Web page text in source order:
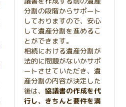
分割の段階からサポート
しておりますので、安心
して遺産分割を進めるこ
とができます。
相続における遺産分割が
法的に問題がないかサポ
ートさせていただき、遺
産分割の内容が決定した
後は、協議書の作成を代
行し、きちんと要件を満